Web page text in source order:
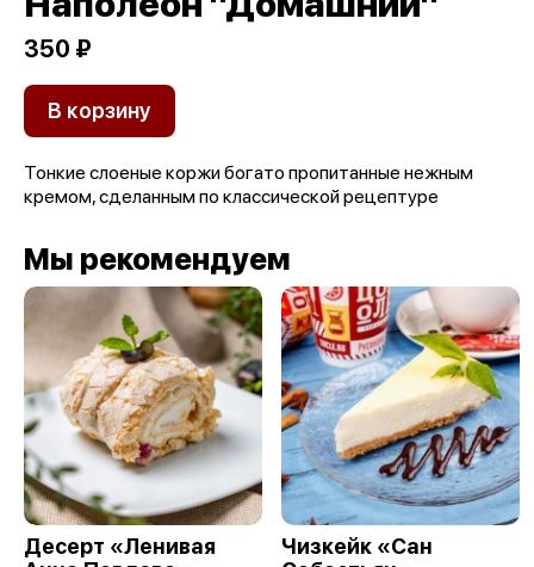
350 ₽
В корзину
Тонкие слоеные коржи богато пропитанные нежным
кремом, сделанным по классической рецептуре
Мы рекомендуем
Десерт «Ленивая
Чизкейк «Сан